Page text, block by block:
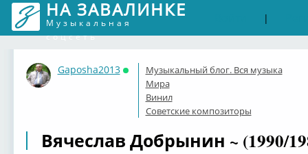
НА ЗАВАЛИНКЕ
Музыкальная
соцсеть
|
Gaposha2013
Онлайн
Музыкальный блог. Вся музыка
Мира
Винил
Советские композиторы
Вячеслав Добрынин ~ (1990/